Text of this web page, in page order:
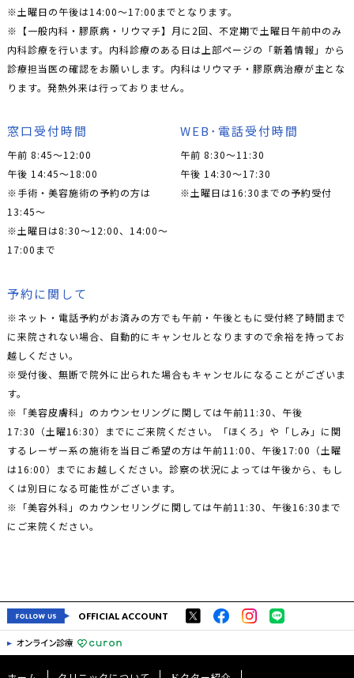
※土曜日の午後は14:00〜17:00までとなります。
※【一般内科・膠原病・リウマチ】月に2回、不定期で土曜日午前中のみ
内科診療を行います。内科診療のある日は上部ページの「新着情報」から
診療担当医の確認をお願いします。内科はリウマチ・膠原病治療が主とな
ります。発熱外来は行っておりません。
窓口受付時間
午前 8:45～12:00
午後 14:45～18:00
※手術・美容施術の予約の方は
13:45〜
※土曜日は8:30〜12:00、14:00〜
17:00まで
WEB･電話受付時間
午前 8:30～11:30
午後 14:30～17:30
※土曜日は16:30までの予約受付
予約に関して
※ネット・電話予約がお済みの方でも午前・午後ともに受付終了時間まで
に来院されない場合、自動的にキャンセルとなりますので余裕を持ってお
越しください。
※受付後、無断で院外に出られた場合もキャンセルになることがございま
す。
※「美容皮膚科」のカウンセリングに関しては午前11:30、午後
17:30（土曜16:30）までにご来院ください。「ほくろ」や「しみ」に関
するレーザー系の施術を当日ご希望の方は午前11:00、午後17:00（土曜
は16:00）までにお越しください。診察の状況によっては午後から、もし
くは別日になる可能性がございます。
※「美容外科」のカウンセリングに関しては午前11:30、午後16:30まで
にご来院ください。
OFFICIAL ACCOUNT